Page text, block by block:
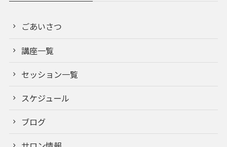
ごあいさつ
講座一覧
セッション一覧
スケジュール
ブログ